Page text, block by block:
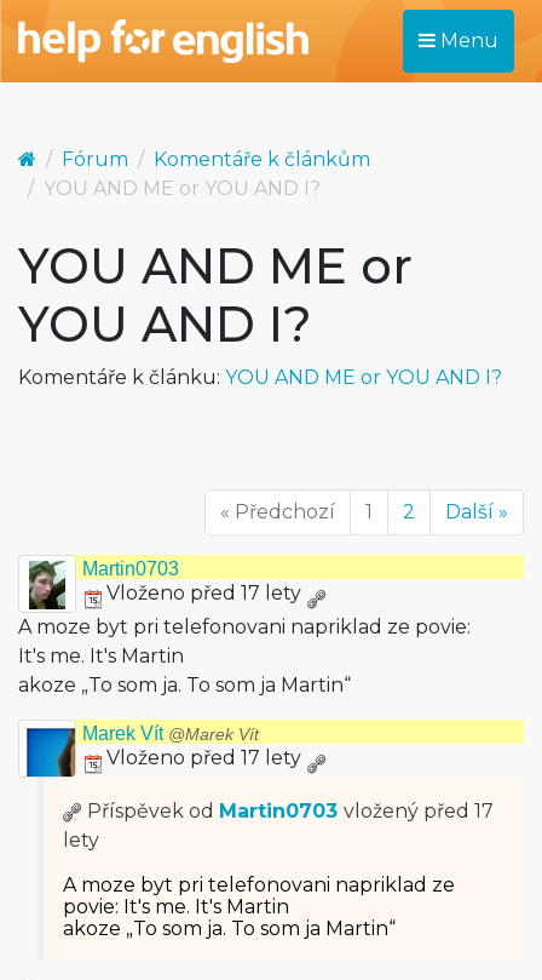
Menu
Fórum
Komentáře k článkům
YOU AND ME or YOU AND I?
YOU AND ME or
YOU AND I?
Komentáře k článku: YOU AND ME or YOU AND I?
« Předchozí 1 2 Další »
Martin0703
Vloženo před 17 lety
A moze byt pri telefonovani napriklad ze povie:
It's me. It's Martin
akoze „To som ja. To som ja Martin“
Marek Vít @Marek Vít
Vloženo před 17 lety
Příspěvek od Martin0703 vložený před 17
lety
A moze byt pri telefonovani napriklad ze
povie: It's me. It's Martin
akoze „To som ja. To som ja Martin“